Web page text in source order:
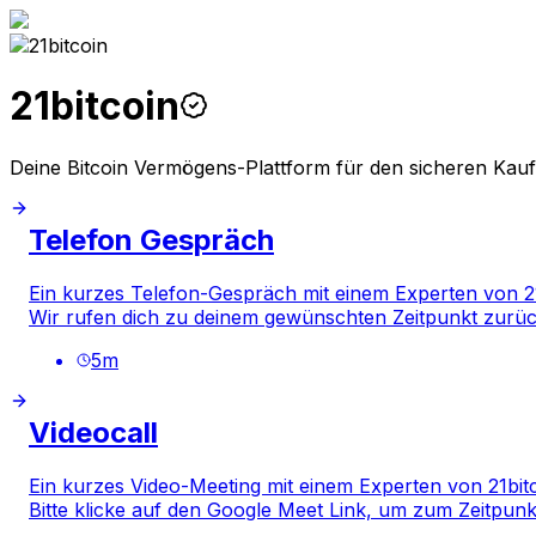
21bitcoin
Deine Bitcoin Vermögens-Plattform für den sicheren
Telefon Gespräch
Ein kurzes Telefon-Gespräch mit einem Experten von
Wir rufen dich zu deinem gewünschten Zeitpunkt
5m
Videocall
Ein kurzes Video-Meeting mit einem Experten von
Bitte klicke auf den Google Meet Link, um zum